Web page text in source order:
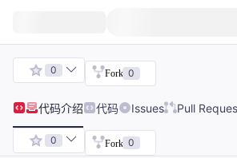
0 Fork 0
代码介绍 代码 Issues Pull
0 Fork 0